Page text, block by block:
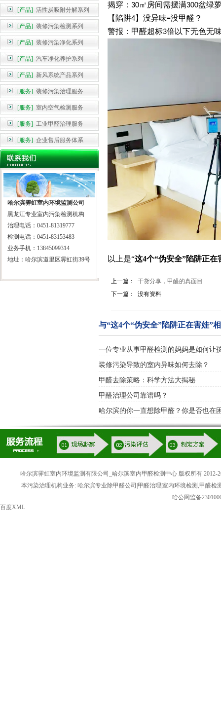
[产品] 活性炭吸附分解系列
[产品] 装修污染检测系列
[产品] 装修污染净化系列
[产品] 汽车净化养护系列
[产品] 新风系统产品系列
[服务] 装修污染治理服务
[服务] 室内空气检测服务
[服务] 工业甲醛治理服务
[服务] 企业售后服务体系
哈尔滨霁虹室内环境监测公司
黑龙江专业室内污染检测机构
治理电话：0451-81319777
检测电话：0451-83153483
业务手机：13845099314
地址：哈尔滨道里区霁虹街39号
揭穿： 30㎡房间需摆满300盆绿
【陷阱4】没异味=没甲醛？
警报：甲醛超标3倍以下无色无
以上是“这4个“伪安全”陷阱正在
上一篇：
干货分享，甲醛的真面目
下一篇：
没有资料
与“这4个“伪安全”陷阱正在害娃”
一位专业从事甲醛检测的妈妈是如何让
装修污染导致的室内异味如何去除？
甲醛去除策略：科学方法大揭秘
甲醛治理公司靠谱吗？
哈尔滨的你一直想除甲醛？你是否也在
哈尔滨霁虹室内环境监测有限公司_哈尔滨室内甲醛检测中心 版权所有 2012-
本污染治理机构业务: 哈尔滨专业除甲醛公司|甲醛治理|室内环境检测,甲醛
哈公网监备
百度XML